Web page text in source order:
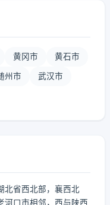
黄冈市 黄石市
州市 武汉市
北省西北部，襄西北
河口市相邻，西与陕西